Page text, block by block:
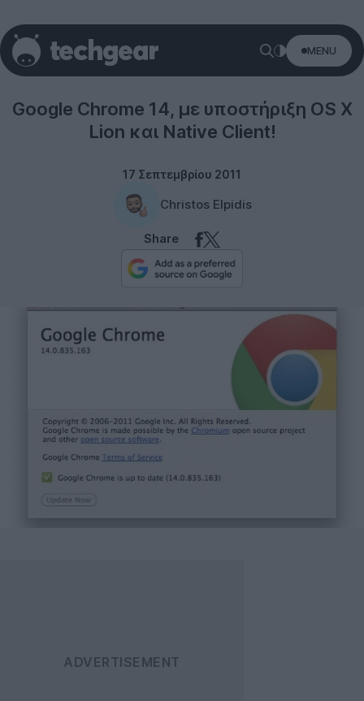
MENU
Google Chrome 14, με υποστήριξη OS X
Lion και Native Client!
17 Σεπτεμβρίου 2011
Christos Elpidis
Share